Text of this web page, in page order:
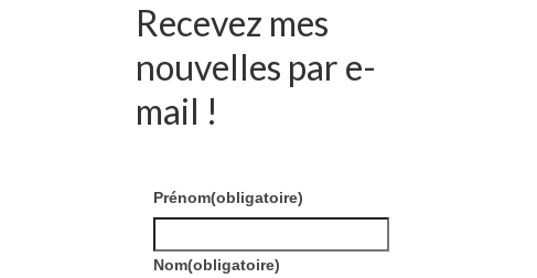
Recevez mes
nouvelles par e-
mail !
Prénom(obligatoire)
Nom(obligatoire)